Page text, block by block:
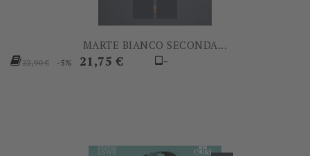
MARTE BIANCO SECONDA...
Prezzo
22,90 € -5% Prezzo
21,75 € -